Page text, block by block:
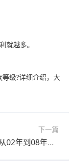
就越多。
级?详细介绍，大
下一篇
下一篇：从02年到08年有多少为了传奇游戏疯狂的人?(2000年的传奇游戏)